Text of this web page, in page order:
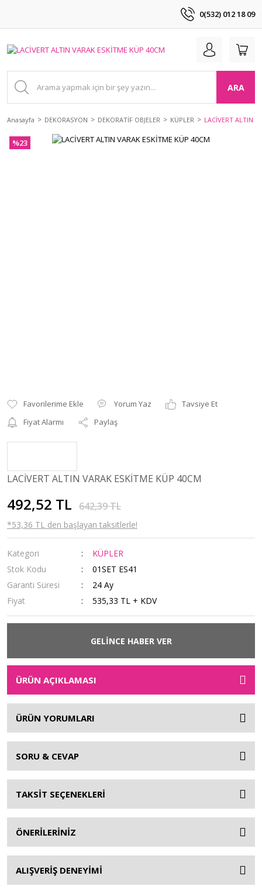
0(532) 012 18 09
ARA
Anasayfa DEKORASYON DEKORATİF OBJELER KÜPLER LACİVERT ALTIN
%23
Yorum Yaz
Tavsiye Et
Fiyat Alarmı
Paylaş
LACİVERT ALTIN VARAK ESKİTME KÜP 40CM
492,52 TL 642,39 TL
*53,36 TL den başlayan taksitlerle!
Kategori
KÜPLER
Stok Kodu
01SET ES41
Garanti Süresi
24 Ay
Fiyat
535,33 TL + KDV
GELİNCE HABER VER
ÜRÜN AÇIKLAMASI
ÜRÜN YORUMLARI
SORU & CEVAP
TAKSİT SEÇENEKLERİ
ÖNERİLERİNİZ
ALIŞVERİŞ DENEYİMİ